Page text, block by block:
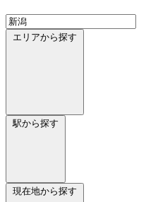
エリアから探す
駅から探す
現在地から探す